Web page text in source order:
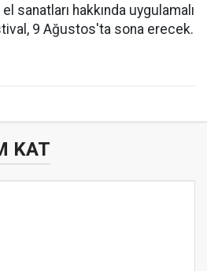
sanatları hakkında uygulamalı
9 Ağustos'ta sona erecek.
KAT